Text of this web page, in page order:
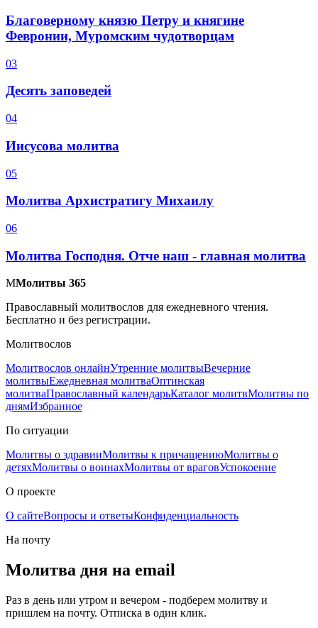
Благоверному князю Петру и княгине
Февронии, Муромским чудотворцам
03
Десять заповедей
04
Иисусова молитва
05
Молитва Архистратигу Михаилу
06
Молитва Господня. Отче наш - главная молитва
ММолитвы 365
Православный молитвослов для ежедневного чтения.
Бесплатно и без регистрации.
Молитвослов
Молитвослов онлайнУтренние молитвыВечерние
молитвыЕжедневная молитваОптинская
молитваПравославный календарьКаталог молитвМолитвы по
днямИзбранное
По ситуации
Молитвы о здравииМолитвы к причащениюМолитвы о
детяхМолитвы о воинахМолитвы от враговУспокоение
О проекте
О сайтеВопросы и ответыКонфиденциальность
На почту
Молитва дня на email
Раз в день или утром и вечером - подберем молитву и
пришлем на почту. Отписка в один клик.